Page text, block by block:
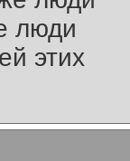
люди
этих